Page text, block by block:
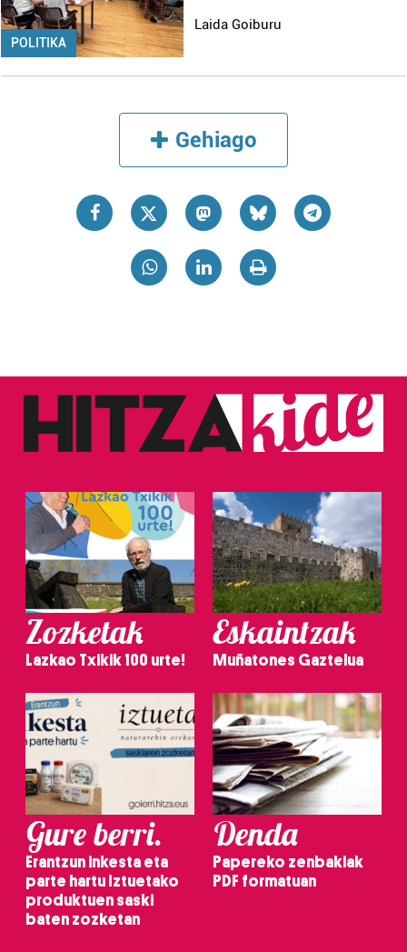
erabiltzen dituen hauta dezakezu.
Bazkide batzuek ez dizute baimenik eskatzen, eta beren
interes komertzial legitimoetan babesten dira. Ikusi gure
dezakezun ikusteko.
buruzko informazio gehiago eta ezarri zure lehentasunak
datuen atalean. Edozein unetan alda edo ken dezakezu
zure baimena Cookieen adierazpenean.
POLITIKA
Laida Goiburu
Gehiago
Zozketak
Lazkao Txikik 100 urte!
Eskaintzak
Muñatones Gaztelua
Gure berri.
Erantzun inkesta eta
parte hartu Iztuetako
produktuen saski
baten zozketan
Denda
Papereko zenbakiak
PDF formatuan